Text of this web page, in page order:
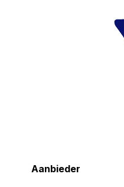
Aanbieder